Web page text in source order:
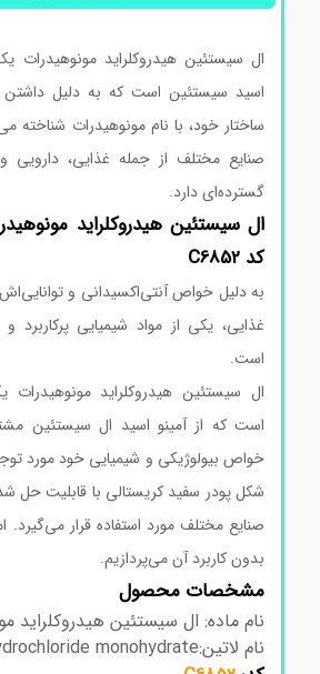
ال سیستئین هیدروکلراید مونوهیدرات یکی
اسید سیستئین است که به دلیل داشتن
ساختار خود، با نام مونوهیدرات شناخته
صنایع مختلف از جمله غذایی، دارویی و
گسترده‌ای دارد.
سیستئین هیدروکلراید مونوهیدرات
کد C6852
به دلیل خواص آنتی‌اکسیدانی و توانایی‌اش
غذایی، یکی از مواد شیمیایی پرکاربرد و
است.
ال سیستئین هیدروکلراید مونوهیدرات
است که از آمینو اسید ال سیستئین
خواص بیولوژیکی و شیمیایی خود مورد توجه
شکل پودر سفید کریستالی با قابلیت حل
صنایع مختلف مورد استفاده قرار می‌گیرد. اما
بدون کاربرد آن می‌پردازیم.
مشخصات محصول
نام ماده: ال سیستئین هیدروکلراید
نام لاتین:L-Cysteine hydrochloride monohydrate